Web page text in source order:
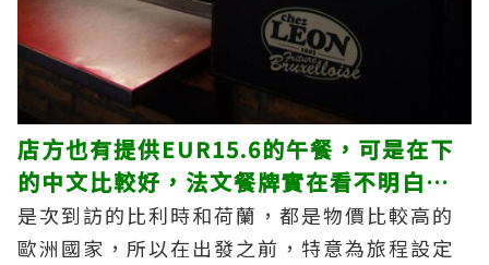
店方也有提供EUR15.6的午餐，可是在下
的中文比較好，法文餐牌實在看不明白…
是次到訪的比利時和荷蘭，都是物價比較高的
歐洲國家，所以在出發之前，特意為旅程設定